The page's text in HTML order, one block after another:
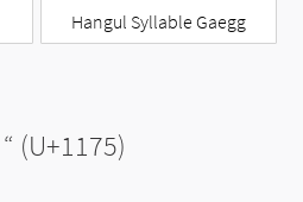
Hangul Syllable Gaegg
“ (U+1175)